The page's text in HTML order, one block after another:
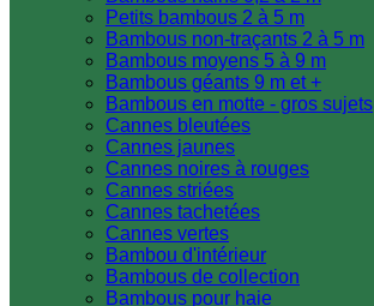
Petits bambous 2 à 5 m
Bambous non-traçants 2 à 5 m
Bambous moyens 5 à 9 m
Bambous géants 9 m et +
Bambous en motte - gros sujets
Cannes bleutées
Cannes jaunes
Cannes noires à rouges
Cannes striées
Cannes tachetées
Cannes vertes
Bambou d'intérieur
Bambous de collection
Bambous pour haie